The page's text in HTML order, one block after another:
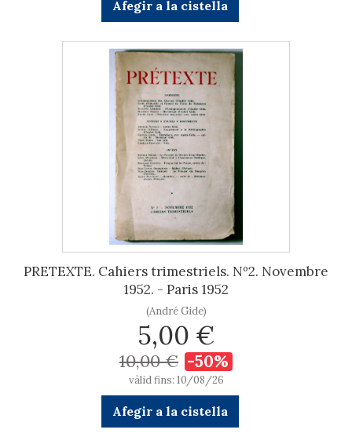
Afegir a la cistella
PRETEXTE. Cahiers trimestriels. Nº2. Novembre
1952. - Paris 1952
(André Gide)
5,00 €
10,00 € -50%
vàlid fins: 10/08/26
Afegir a la cistella